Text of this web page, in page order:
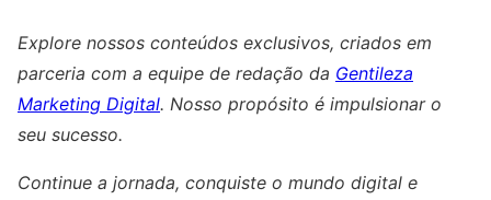
Explore nossos conteúdos exclusivos, criados em
parceria com a equipe de redação da Gentileza
Marketing Digital. Nosso propósito é impulsionar o
seu sucesso.
Continue a jornada, conquiste o mundo digital e